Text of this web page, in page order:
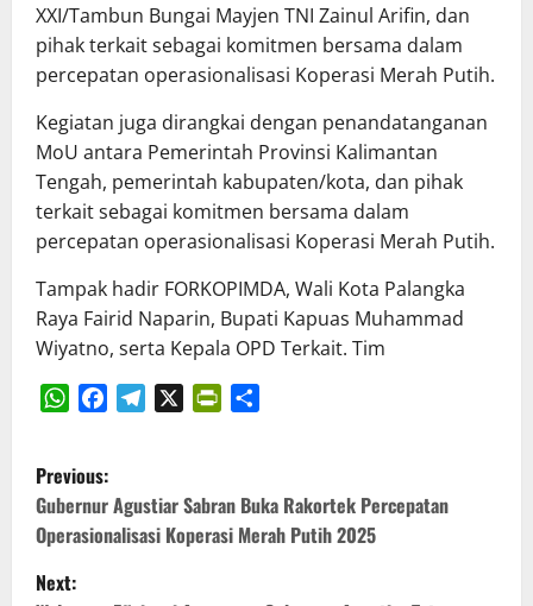
XXI/Tambun Bungai Mayjen TNI Zainul Arifin, dan
pihak terkait sebagai komitmen bersama dalam
percepatan operasionalisasi Koperasi Merah Putih.
Kegiatan juga dirangkai dengan penandatanganan
MoU antara Pemerintah Provinsi Kalimantan
Tengah, pemerintah kabupaten/kota, dan pihak
terkait sebagai komitmen bersama dalam
percepatan operasionalisasi Koperasi Merah Putih.
Tampak hadir FORKOPIMDA, Wali Kota Palangka
Raya Fairid Naparin, Bupati Kapuas Muhammad
Wiyatno, serta Kepala OPD Terkait. Tim
P
o
s
Previous:
Gubernur Agustiar Sabran Buka Rakortek Percepatan
Operasionalisasi Koperasi Merah Putih 2025
Next: